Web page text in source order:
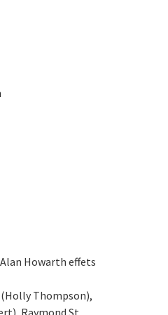
Howarth effets
(Holly Thompson),
Raymond St.